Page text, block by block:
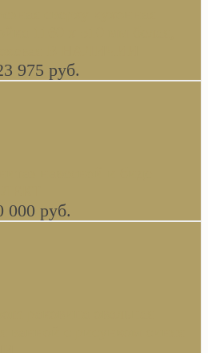
1160 x 510 мм белая,
В НАЛИЧИИ
975 руб.
000 руб.
раковина овальная
ванной с рисунком синяя